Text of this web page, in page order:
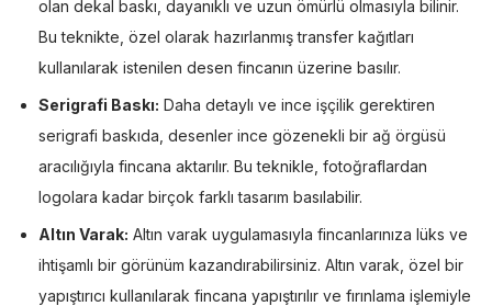
olan dekal baskı, dayanıklı ve uzun ömürlü olmasıyla bilinir.
Bu teknikte, özel olarak hazırlanmış transfer kağıtları
kullanılarak istenilen desen fincanın üzerine basılır.
Serigrafi Baskı: Daha detaylı ve ince işçilik gerektiren
serigrafi baskıda, desenler ince gözenekli bir ağ örgüsü
aracılığıyla fincana aktarılır. Bu teknikle, fotoğraflardan
logolara kadar birçok farklı tasarım basılabilir.
Altın Varak: Altın varak uygulamasıyla fincanlarınıza lüks ve
ihtişamlı bir görünüm kazandırabilirsiniz. Altın varak, özel bir
yapıştırıcı kullanılarak fincana yapıştırılır ve fırınlama işlemiyle